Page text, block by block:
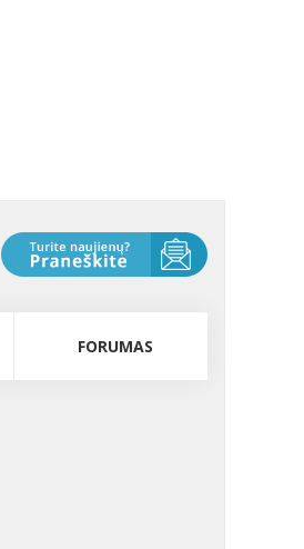
FORUMAS